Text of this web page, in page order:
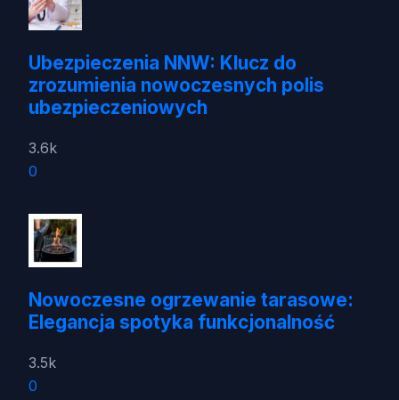
Ubezpieczenia NNW: Klucz do
zrozumienia nowoczesnych polis
ubezpieczeniowych
3.6k
0
Nowoczesne ogrzewanie tarasowe:
Elegancja spotyka funkcjonalność
3.5k
0